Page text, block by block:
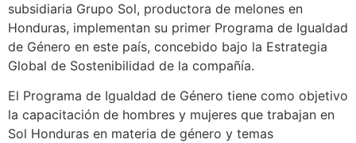
subsidiaria Grupo Sol, productora de melones en
Honduras, implementan su primer Programa de Igualdad
de Género en este país, concebido bajo la Estrategia
Global de Sostenibilidad de la compañía.
El Programa de Igualdad de Género tiene como objetivo
la capacitación de hombres y mujeres que trabajan en
Sol Honduras en materia de género y temas